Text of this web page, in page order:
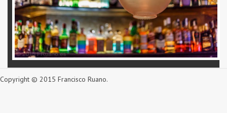
Copyright © 2015 Francisco Ruano.